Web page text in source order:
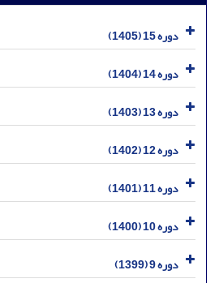
دوره 15 (1405)
دوره 14 (1404)
دوره 13 (1403)
دوره 12 (1402)
دوره 11 (1401)
دوره 10 (1400)
دوره 9 (1399)